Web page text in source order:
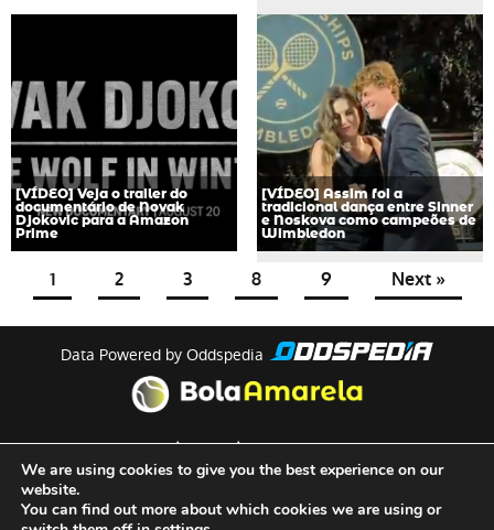
[VÍDEO] Veja o trailer do
documentário de Novak
Djokovic para a Amazon
Prime
[VÍDEO] Assim foi a
tradicional dança entre Sinner
e Noskova como campeões de
Wimbledon
1 2 3 8 9 Next »
Data Powered by Oddspedia
theme bymeow
We are using cookies to give you the best experience on our
website.
You can find out more about which cookies we are using or